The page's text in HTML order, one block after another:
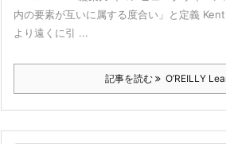
内の要素が互いに属する度合い」と定義
より遠くに引 ...
記事を読む O’REILLY